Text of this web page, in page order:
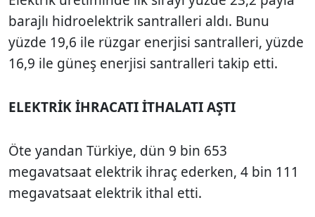
barajlı hidroelektrik santralleri aldı. Bunu
yüzde 19,6 ile rüzgar enerjisi santralleri, yüzde
16,9 ile güneş enerjisi santralleri takip etti.
ELEKTRİK İHRACATI İTHALATI AŞTI
Öte yandan Türkiye, dün 9 bin 653
megavatsaat elektrik ihraç ederken, 4 bin 111
megavatsaat elektrik ithal etti.